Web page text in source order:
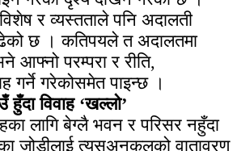
र व्यस्तताले पनि अदालती
छ । कतिपयले त अदालतमा
आफ्नो परम्परा र रीति,
गर्ने गरेकोसमेत पाइन्छ ।
विवाह ‘खल्लो’
लागि बेग्लै भवन र परिसर नहुँदा
जोडीलाई त्यसअनुकूलको वातावरण